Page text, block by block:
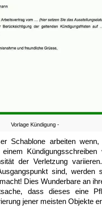
Vorlage Kündigung -
Schablone arbeiten
Kündigungsschreiben
der Verletzung
sind, werden
Dies Wunderbare an
dass dieses eine
jener meisten Objekte